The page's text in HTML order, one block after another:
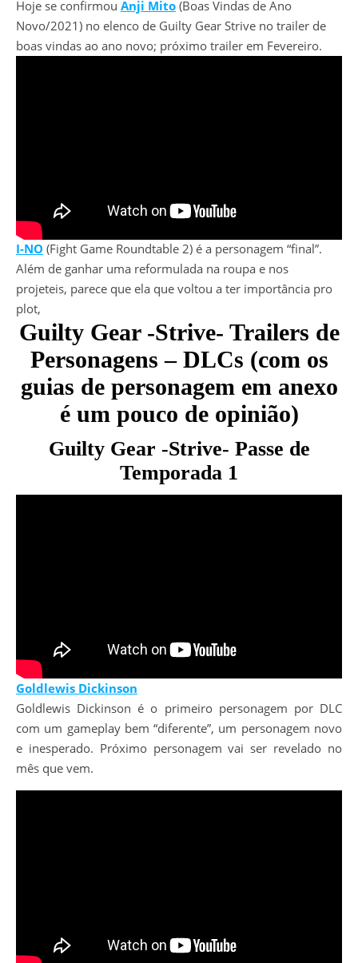
Hoje se confirmou Anji Mito (Boas Vindas de Ano
Novo/2021) no elenco de Guilty Gear Strive no trailer de
boas vindas ao ano novo; próximo trailer em Fevereiro.
I-NO (Fight Game Roundtable 2) é a personagem “final”.
Além de ganhar uma reformulada na roupa e nos
projeteis, parece que ela que voltou a ter importância pro
plot,
Guilty Gear -Strive- Trailers de
Personagens – DLCs (com os
guias de personagem em anexo
é um pouco de opinião)
Guilty Gear -Strive- Passe de
Temporada 1
Goldlewis Dickinson
Goldlewis Dickinson é o primeiro personagem por DLC
com um gameplay bem “diferente”, um personagem novo
e inesperado. Próximo personagem vai ser revelado no
mês que vem.